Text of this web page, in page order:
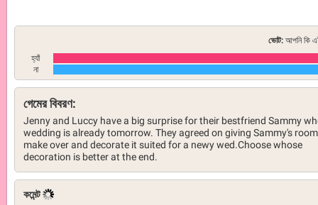
ভোট: আপনি কি
হ্যাঁ
না
গেমের বিবরণ:
Jenny and Luccy have a big surprise for their bestfriend Sammy
wedding is already tomorrow. They agreed on giving Sammy's
make over and decorate it suited for a newy wed.Choose whose
decoration is better at the end.
কমেন্ট